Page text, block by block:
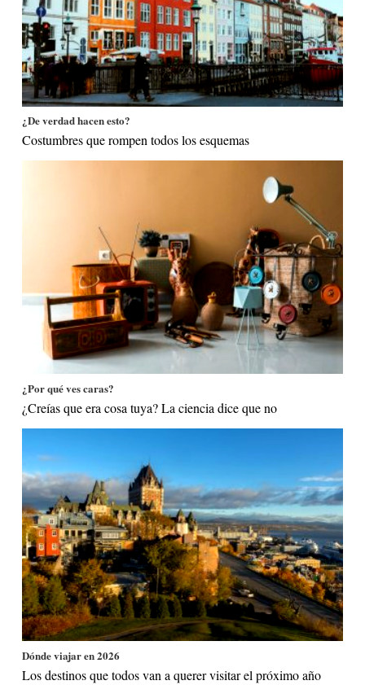
¿De verdad hacen esto?
Costumbres que rompen todos los esquemas
¿Por qué ves caras?
¿Creías que era cosa tuya? La ciencia dice que no
Dónde viajar en 2026
Los destinos que todos van a querer visitar el próximo año